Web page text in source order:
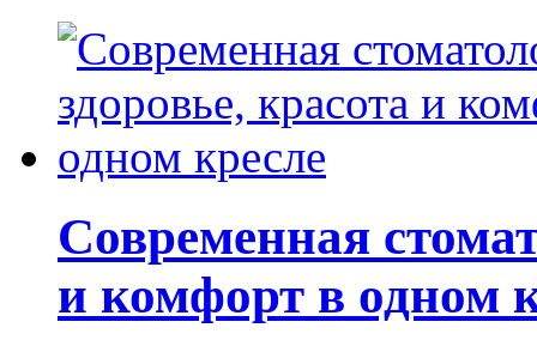
Современная
и комфорт в одном